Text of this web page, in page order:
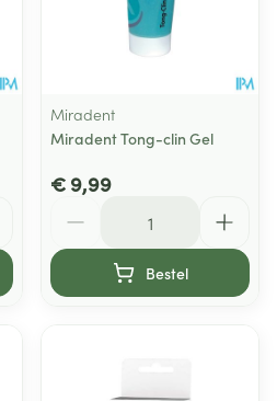
Miradent
Miradent Tong-clin Gel
€ 9,99
Bestel